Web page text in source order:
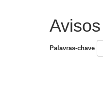
Avisos
Palavras-chave